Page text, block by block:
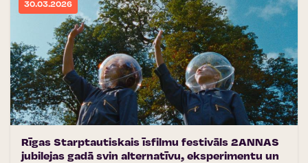
30.03.2026
Rīgas Starptautiskais īsfilmu festivāls 2ANNAS
jubilejas gadā svin alternatīvu, eksperimentu un